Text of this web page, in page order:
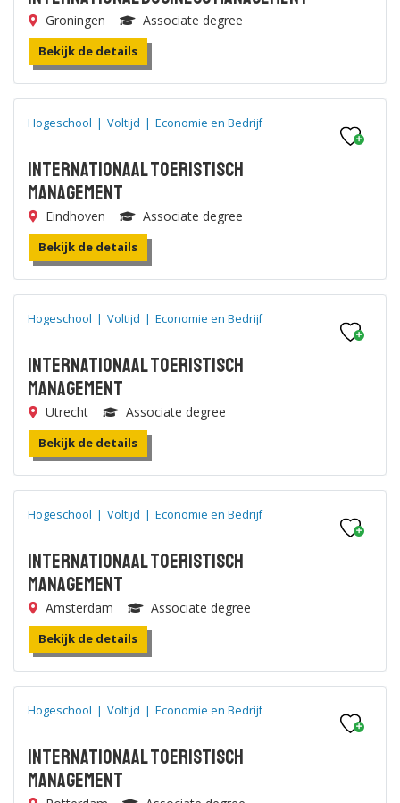
Groningen Associate degree
Bekijk de details
Hogeschool | Voltijd | Economie en Bedrijf
Internationaal Toeristisch
Management
Eindhoven Associate degree
Bekijk de details
Hogeschool | Voltijd | Economie en Bedrijf
Internationaal Toeristisch
Management
Utrecht Associate degree
Bekijk de details
Hogeschool | Voltijd | Economie en Bedrijf
Internationaal Toeristisch
Management
Amsterdam Associate degree
Bekijk de details
Hogeschool | Voltijd | Economie en Bedrijf
Internationaal Toeristisch
Management